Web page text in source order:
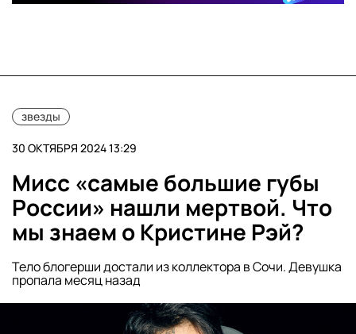
звезды
30 ОКТЯБРЯ 2024 13:29
Мисс «самые большие губы
России» нашли мертвой. Что
мы знаем о Кристине Рэй?
Тело блогерши достали из коллектора в Сочи. Девушка
пропала месяц назад